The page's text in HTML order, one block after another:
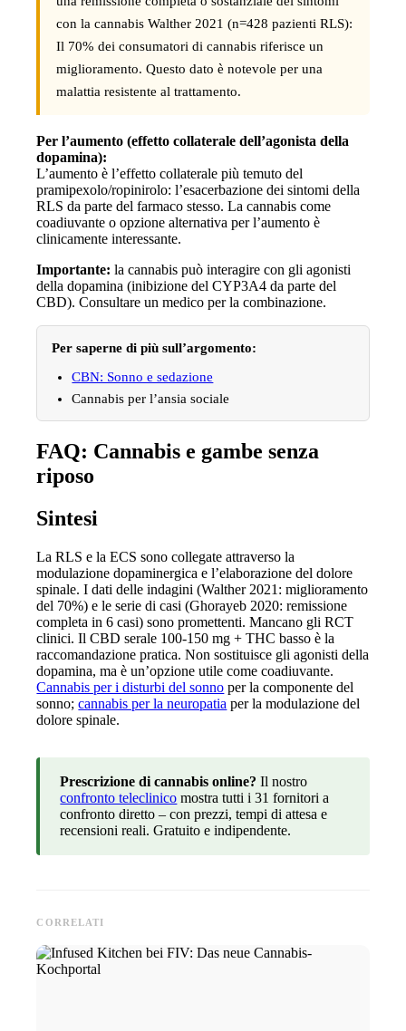
con la cannabis Walther 2021 (n=428 pazienti RLS):
Il 70% dei consumatori di cannabis riferisce un
miglioramento. Questo dato è notevole per una
malattia resistente al trattamento.
Per l’aumento (effetto collaterale dell’agonista della
dopamina):
L’aumento è l’effetto collaterale più temuto del
pramipexolo/ropinirolo: l’esacerbazione dei sintomi della
RLS da parte del farmaco stesso. La cannabis come
coadiuvante o opzione alternativa per l’aumento è
clinicamente interessante.
Importante: la cannabis può interagire con gli agonisti
della dopamina (inibizione del CYP3A4 da parte del
CBD). Consultare un medico per la combinazione.
Per saperne di più sull’argomento:
CBN: Sonno e sedazione
Cannabis per l’ansia sociale
FAQ: Cannabis e gambe senza
riposo
Sintesi
La RLS e la ECS sono collegate attraverso la
modulazione dopaminergica e l’elaborazione del dolore
spinale. I dati delle indagini (Walther 2021: miglioramento
del 70%) e le serie di casi (Ghorayeb 2020: remissione
completa in 6 casi) sono promettenti. Mancano gli RCT
clinici. Il CBD serale 100-150 mg + THC basso è la
raccomandazione pratica. Non sostituisce gli agonisti della
dopamina, ma è un’opzione utile come coadiuvante.
Cannabis per i disturbi del sonno per la componente del
sonno;cannabis per la neuropatia per la modulazione del
dolore spinale.
Prescrizione di cannabis online? Il nostro
confronto teleclinico mostra tutti i 31 fornitori a
confronto diretto – con prezzi, tempi di attesa e
recensioni reali. Gratuito e indipendente.
CORRELATI